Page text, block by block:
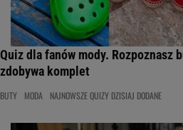
Quiz dla fanów mody. Rozpoznasz
zdobywa komplet
BUTY MODA NAJNOWSZE QUIZY DZISIAJ DODANE